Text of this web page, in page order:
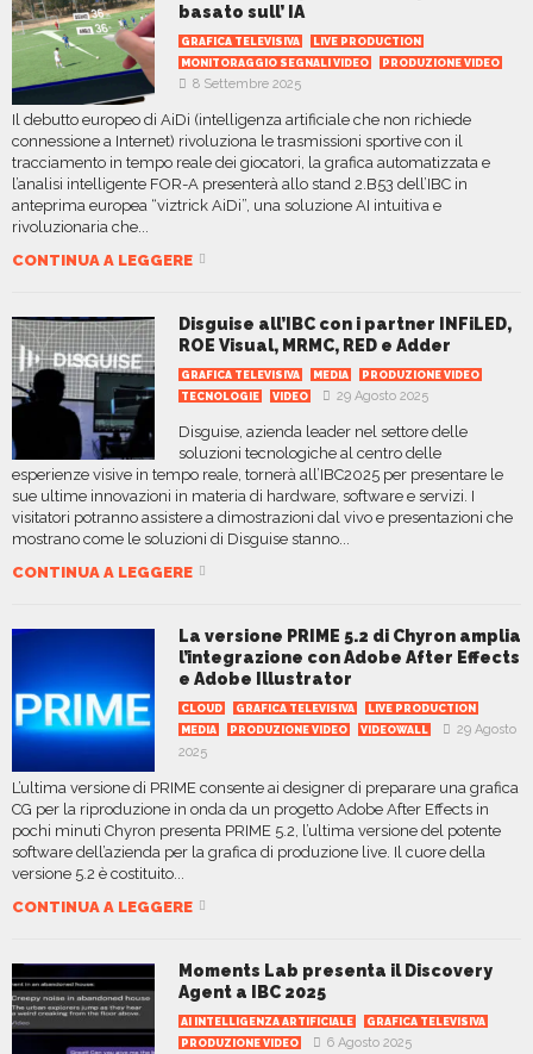
basato sull’ IA
GRAFICA TELEVISIVA
LIVE PRODUCTION
MONITORAGGIO SEGNALI VIDEO
PRODUZIONE VIDEO
8 Settembre 2025
Il debutto europeo di AiDi (intelligenza artificiale che non richiede
connessione a Internet) rivoluziona le trasmissioni sportive con il
tracciamento in tempo reale dei giocatori, la grafica automatizzata e
l’analisi intelligente FOR-A presenterà allo stand 2.B53 dell’IBC in
anteprima europea “viztrick AiDi”, una soluzione AI intuitiva e
rivoluzionaria che...
CONTINUA A LEGGERE
Disguise all’IBC con i partner INFiLED,
ROE Visual, MRMC, RED e Adder
GRAFICA TELEVISIVA MEDIA
PRODUZIONE VIDEO
TECNOLOGIE
VIDEO 29 Agosto 2025
Disguise, azienda leader nel settore delle
soluzioni tecnologiche al centro delle
esperienze visive in tempo reale, tornerà all’IBC2025 per presentare le
sue ultime innovazioni in materia di hardware, software e servizi. I
visitatori potranno assistere a dimostrazioni dal vivo e presentazioni che
mostrano come le soluzioni di Disguise stanno...
CONTINUA A LEGGERE
La versione PRIME 5.2 di Chyron amplia
l’integrazione con Adobe After Effects
e Adobe Illustrator
CLOUD GRAFICA TELEVISIVA
LIVE PRODUCTION
MEDIA
PRODUZIONE VIDEO VIDEOWALL
29 Agosto
2025
L’ultima versione di PRIME consente ai designer di preparare una grafica
CG per la riproduzione in onda da un progetto Adobe After Effects in
pochi minuti Chyron presenta PRIME 5.2, l’ultima versione del potente
software dell’azienda per la grafica di produzione live. Il cuore della
versione 5.2 è costituito...
CONTINUA A LEGGERE
Moments Lab presenta il Discovery
Agent a IBC 2025
AI INTELLIGENZA ARTIFICIALE
GRAFICA TELEVISIVA
PRODUZIONE VIDEO
6 Agosto 2025